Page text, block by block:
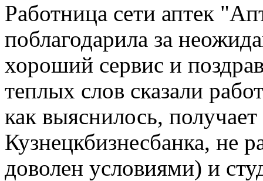
Работница сети аптек
поблагодарила за
хороший сервис и
теплых слов сказали
как выяснилось,
Кузнецкбизнесбанка, не
доволен условиями) и